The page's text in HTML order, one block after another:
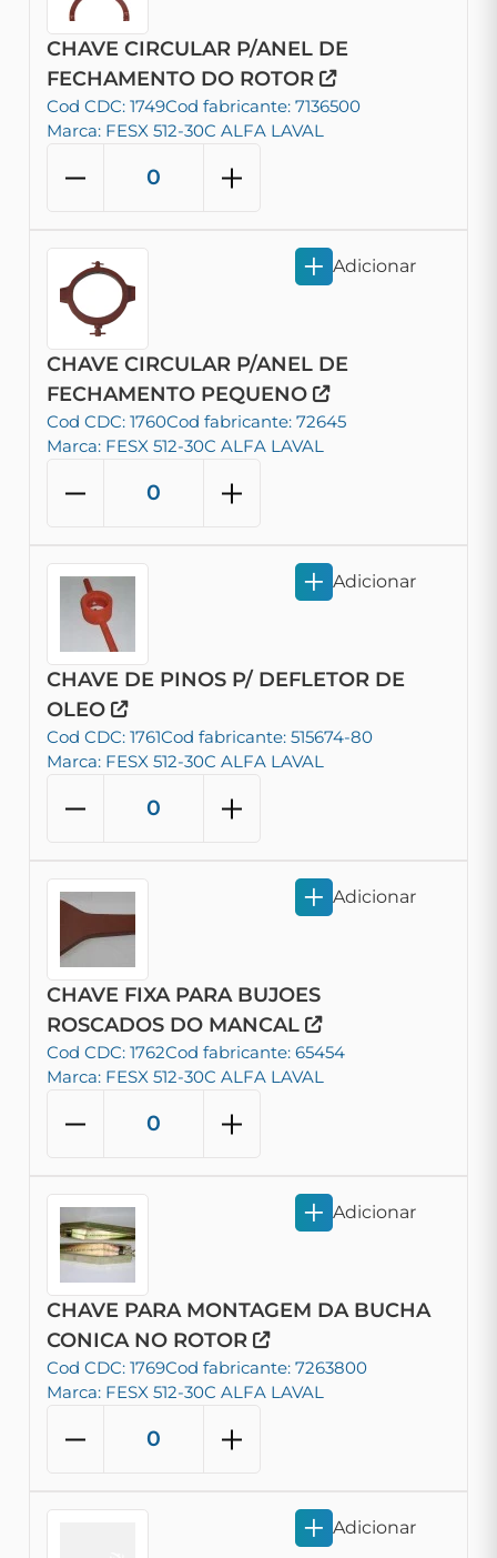
CHAVE CIRCULAR P/ANEL DE
FECHAMENTO DO ROTOR
Cod CDC: 1749Cod fabricante: 7136500
Marca: FESX 512-30C ALFA LAVAL
CHAVE CIRCULAR P/ANEL DE
FECHAMENTO PEQUENO
Cod CDC: 1760Cod fabricante: 72645
Marca: FESX 512-30C ALFA LAVAL
Adicionar
CHAVE DE PINOS P/ DEFLETOR DE
OLEO
Cod CDC: 1761Cod fabricante: 515674-80
Marca: FESX 512-30C ALFA LAVAL
Adicionar
CHAVE FIXA PARA BUJOES
ROSCADOS DO MANCAL
Cod CDC: 1762Cod fabricante: 65454
Marca: FESX 512-30C ALFA LAVAL
Adicionar
CHAVE PARA MONTAGEM DA BUCHA
CONICA NO ROTOR
Cod CDC: 1769Cod fabricante: 7263800
Marca: FESX 512-30C ALFA LAVAL
Adicionar
Adicionar